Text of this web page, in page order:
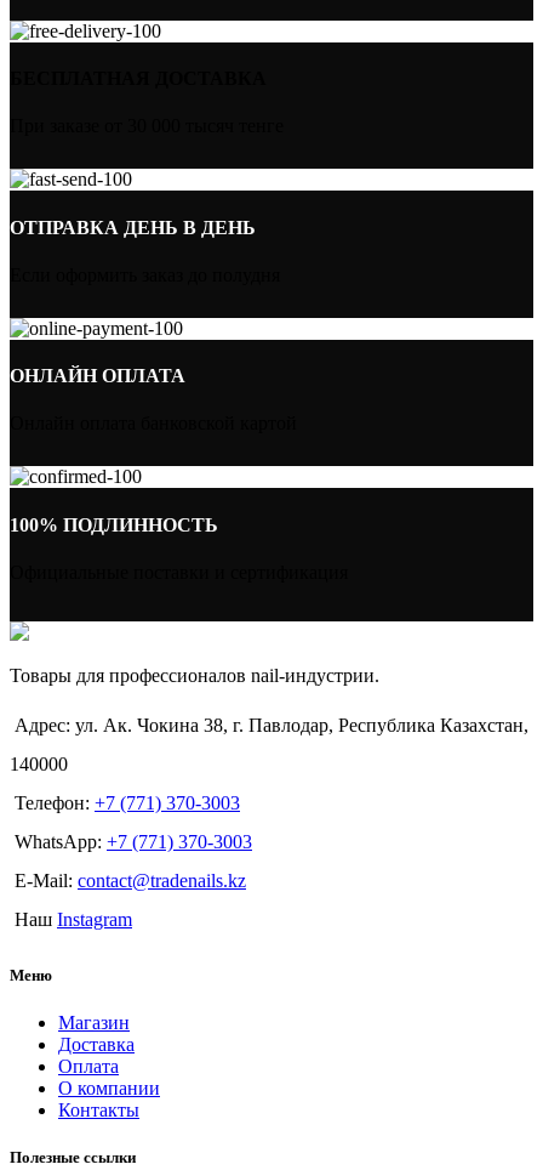
ОТПРАВКА ДЕНЬ В ДЕНЬ
ОНЛАЙН ОПЛАТА
100% ПОДЛИННОСТЬ
Товары для профессионалов nail-индустрии.
Адрес: ул. Ак. Чокина 38, г. Павлодар, Республика Казахстан,
140000
Телефон: +7 (771) 370-3003
WhatsApp: +7 (771) 370-3003
E-Mail: contact@tradenails.kz
Наш Instagram
Меню
Магазин
Доставка
Оплата
О компании
Контакты
Полезные ссылки